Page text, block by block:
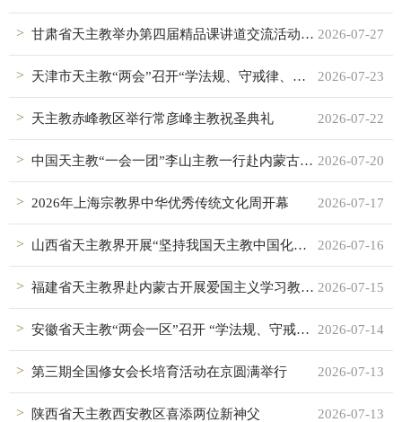
2026-07-27
甘肃省天主教举办第四届精品课讲道交流活动暨五届三次常委（扩大）会议
2026-07-23
天津市天主教“两会”召开“学法规、守戒律、重修为、树形象”教育活动总结会议
2026-07-22
天主教赤峰教区举行常彦峰主教祝圣典礼
2026-07-20
中国天主教“一会一团”李山主教一行赴内蒙古天主教调研
2026-07-17
2026年上海宗教界中华优秀传统文化周开幕
2026-07-16
山西省天主教界开展“坚持我国天主教中国化方向”讲道交流活动
2026-07-15
福建省天主教界赴内蒙古开展爱国主义学习教育活动
2026-07-14
安徽省天主教“两会一区”召开 “学法规、守戒律、重修为、树形象” 教育活动总结会议
2026-07-13
第三期全国修女会长培育活动在京圆满举行
2026-07-13
陕西省天主教西安教区喜添两位新神父